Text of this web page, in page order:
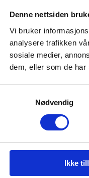
Denne nettsiden
Vi bruker
analysere trafikken
sosiale medier,
dem, eller som de har
Nødvendig
Ikke
knutetetthet spiller
teppe i god
som å